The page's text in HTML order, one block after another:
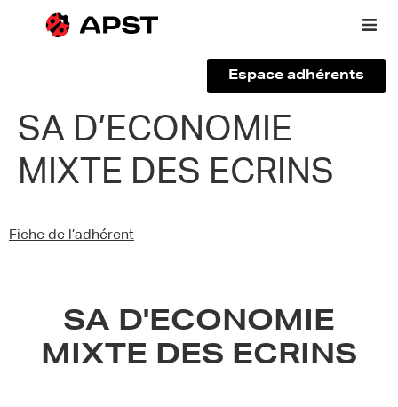
Qui sommes-nous ?
Vous êtes un voyageur
Espace adhérents
SA D’ECONOMIE
MIXTE DES ECRINS
Fiche de l’adhérent
SA D'ECONOMIE
MIXTE DES ECRINS